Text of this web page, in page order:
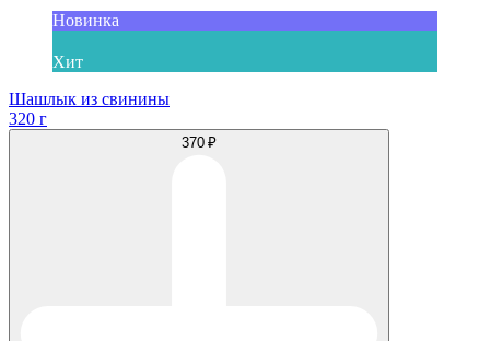
Новинка
Хит
Шашлык из свинины
320 г
370 ₽